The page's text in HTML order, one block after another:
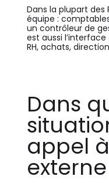
Dans la plupart des
équipe :
un contrôleur de
est aussi
RH, achats,
Dans
appel